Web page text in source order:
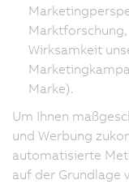
Wirksamkeit
Marke).
Um Ihnen
und Werbung
automatisierte
auf der Grundlage